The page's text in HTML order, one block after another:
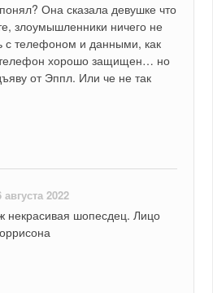
Она сказала девушке что
злоумышленники ничего не
с телефоном и данными, как
телефон хорошо защищен… но
от Эппл. Или че не так
августа 2022
некрасивая шопесдец. Лицо